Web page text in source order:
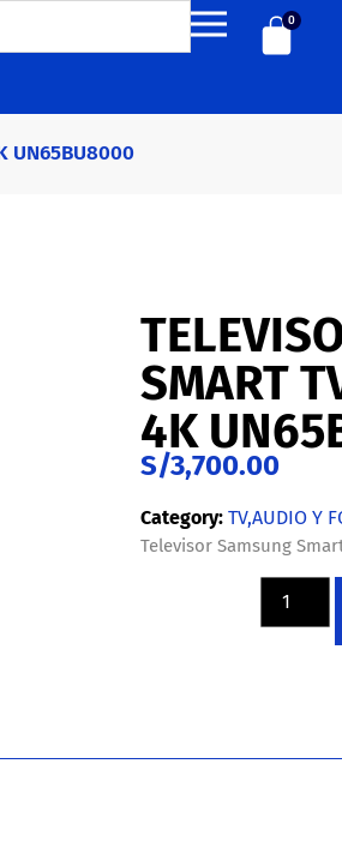
0
UN65BU8000
SMART
4K
S/3,700.00
Category: TV,AUDIO Y
Televisor Samsung